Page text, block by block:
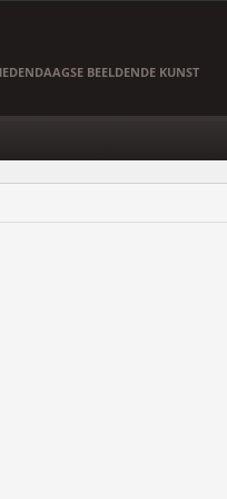
BEELDENDE KUNST